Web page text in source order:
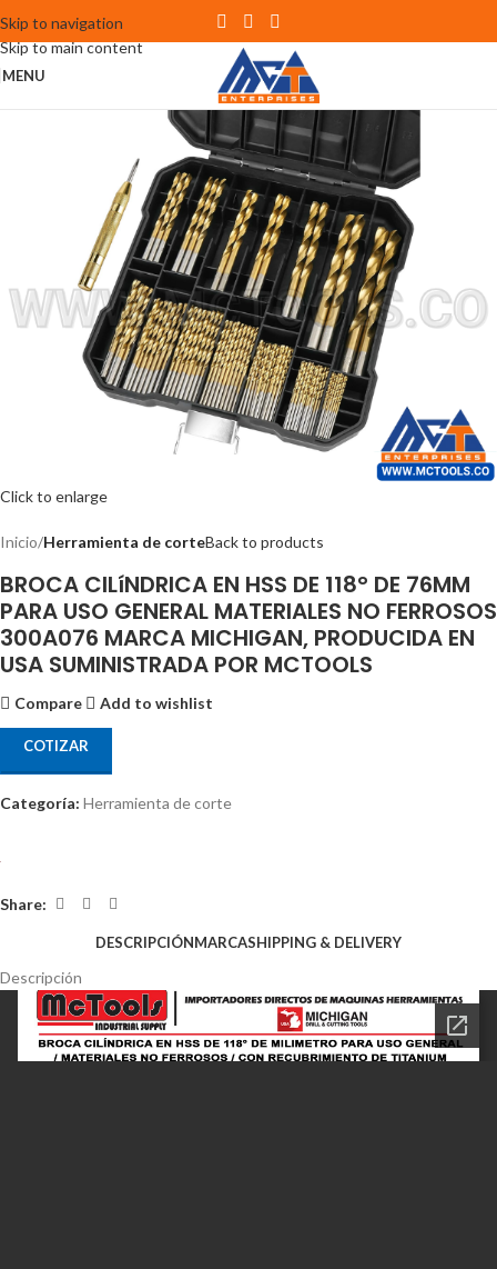
Skip to navigation
Skip to main content
MENU
Click to enlarge
Inicio Herramienta de corteBack to products
BROCA CILíNDRICA EN HSS DE 118° DE 76MM
PARA USO GENERAL MATERIALES NO FERROSOS
300A076 MARCA MICHIGAN, PRODUCIDA EN
USA SUMINISTRADA POR MCTOOLS
Compare Add to wishlist
COTIZAR
Categoría: Herramienta de corte
Share:
DESCRIPCIÓNMARCASHIPPING & DELIVERY
Descripción